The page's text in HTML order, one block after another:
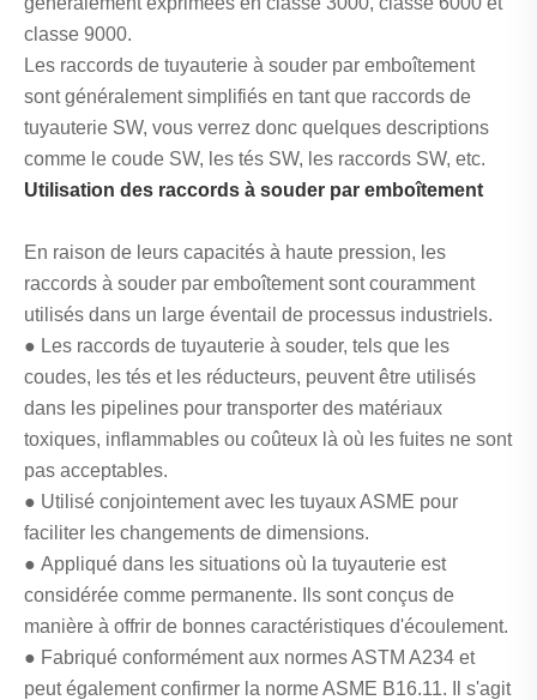
classe 9000.
Les raccords de tuyauterie à souder par emboîtement
sont généralement simplifiés en tant que raccords de
tuyauterie SW, vous verrez donc quelques descriptions
comme le coude SW, les tés SW, les raccords SW, etc.
Utilisation des raccords à souder par emboîtement
En raison de leurs capacités à haute pression, les
raccords à souder par emboîtement sont couramment
utilisés dans un large éventail de processus industriels.
● Les raccords de tuyauterie à souder, tels que les
coudes, les tés et les réducteurs, peuvent être utilisés
dans les pipelines pour transporter des matériaux
toxiques, inflammables ou coûteux là où les fuites ne sont
pas acceptables.
● Utilisé conjointement avec les tuyaux ASME pour
faciliter les changements de dimensions.
● Appliqué dans les situations où la tuyauterie est
considérée comme permanente. Ils sont conçus de
manière à offrir de bonnes caractéristiques d'écoulement.
● Fabriqué conformément aux normes ASTM A234 et
peut également confirmer la norme ASME B16.11. Il s'agit